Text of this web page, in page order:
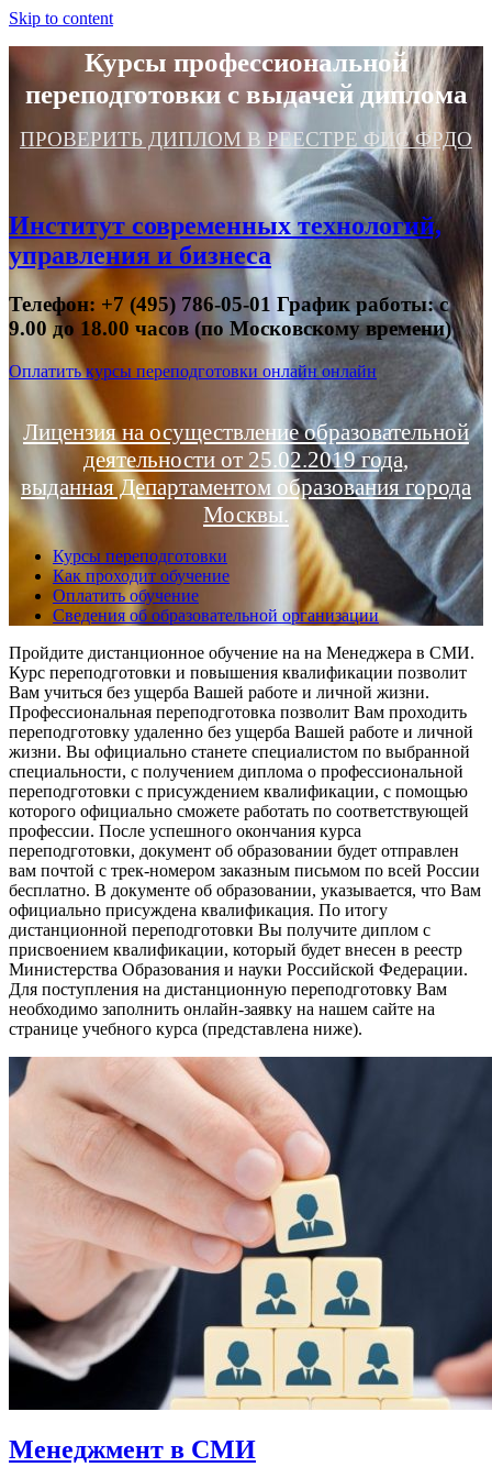
Skip to content
Курсы профессиональной
переподготовки с выдачей диплома
ПРОВЕРИТЬ ДИПЛОМ В РЕЕСТРЕ ФИС ФРДО
Институт современных технологий,
управления и бизнеса
Телефон: +7 (495) 786-05-01 График работы: с
9.00 до 18.00 часов (по Московскому времени)
Оплатить курсы переподготовки онлайн онлайн
Лицензия на осуществление образовательной
деятельности от 25.02.2019 года,
выданная Департаментом образования города
Москвы.
Курсы переподготовки
Как проходит обучение
Оплатить обучение
Сведения об образовательной организации
Пройдите дистанционное обучение на на Менеджера в СМИ.
Курс переподготовки и повышения квалификации позволит
Вам учиться без ущерба Вашей работе и личной жизни.
Профессиональная переподготовка позволит Вам проходить
переподготовку удаленно без ущерба Вашей работе и личной
жизни. Вы официально станете специалистом по выбранной
специальности, с получением диплома о профессиональной
переподготовки с присуждением квалификации, с помощью
которого официально сможете работать по соответствующей
профессии. После успешного окончания курса
переподготовки, документ об образовании будет отправлен
вам почтой с трек-номером заказным письмом по всей России
бесплатно. В документе об образовании, указывается, что Вам
официально присуждена квалификация. По итогу
дистанционной переподготовки Вы получите диплом с
присвоением квалификации, который будет внесен в реестр
Министерства Образования и науки Российской Федерации.
Для поступления на дистанционную переподготовку Вам
необходимо заполнить онлайн-заявку на нашем сайте на
странице учебного курса (представлена ниже).
Менеджмент в СМИ